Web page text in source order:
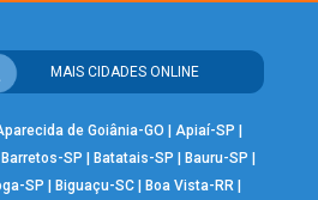
MAIS CIDADES ONLINE
de Goiânia-GO | Apiaí-SP |
Barretos-SP |Batatais-SP |Bauru-SP |
SP |Biguaçu-SC |Boa Vista-RR |